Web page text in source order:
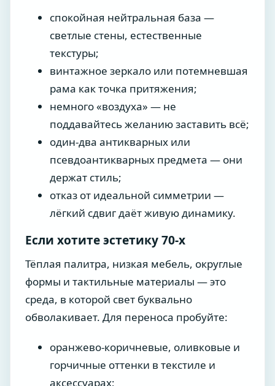
спокойная нейтральная база —
светлые стены, естественные
текстуры;
винтажное зеркало или потемневшая
рама как точка притяжения;
немного «воздуха» — не
поддавайтесь желанию заставить всё;
один-два антикварных или
псевдоантикварных предмета — они
держат стиль;
отказ от идеальной симметрии —
лёгкий сдвиг даёт живую динамику.
Если хотите эстетику 70-х
Тёплая палитра, низкая мебель, округлые
формы и тактильные материалы — это
среда, в которой свет буквально
обволакивает. Для переноса пробуйте:
оранжево-коричневые, оливковые и
горчичные оттенки в текстиле и
аксессуарах;